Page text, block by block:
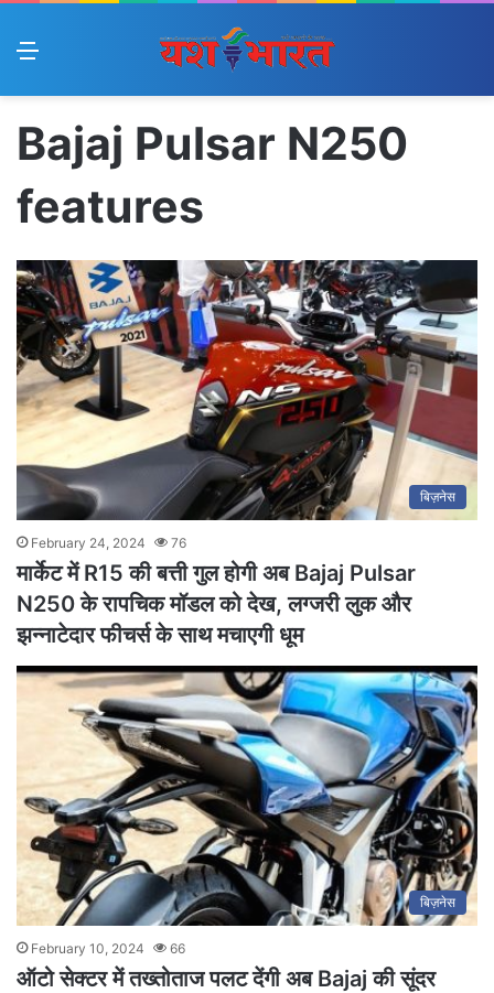
Menu
Bajaj Pulsar N250
features
बिज़नेस
February 24, 2024 76
मार्केट में R15 की बत्ती गुल होगी अब Bajaj Pulsar
N250 के रापचिक मॉडल को देख, लग्जरी लुक और
झन्नाटेदार फीचर्स के साथ मचाएगी धूम
बिज़नेस
February 10, 2024 66
ऑटो सेक्टर में तख्तोताज पलट देंगी अब Bajaj की सूंदर